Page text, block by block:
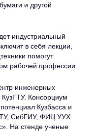
и другой
индустриальный
в себя лекции,
помогут
рабочей профессии.
инженерных
КузГТУ. Консорциум
Кузбасса и
СибГИУ, ФИЦ УУХ
На стенде ученые